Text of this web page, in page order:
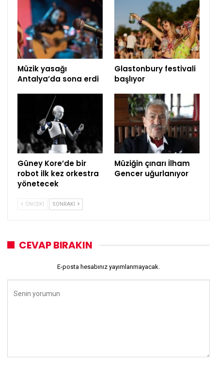
Müzik yasağı
Antalya’da sona erdi
Glastonbury festivali
başlıyor
Güney Kore’de bir
robot ilk kez orkestra
yönetecek
Müziğin çınarı İlham
Gencer uğurlanıyor
ÖNCEKI SONRAKI
CEVAP BIRAKIN
E-posta hesabınız yayımlanmayacak.